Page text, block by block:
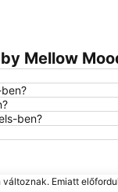
Mellow
ben?
Emiatt